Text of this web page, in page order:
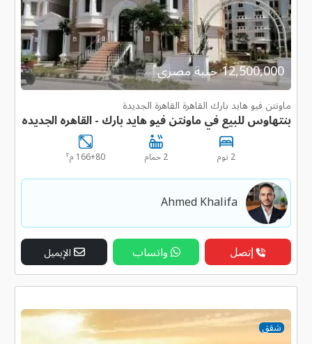
12,500,000 جنية مصرى
ماونتن فيو هايد بارك القاهرة القاهرة الجديدة
بنتهاوس للبيع في ماونتن فيو هايد بارك - القاهره الجديده
2 نوم 2 حمام 166+80 م ٢
Ahmed Khalifa
إتصل واتساب الإيميل
شقق